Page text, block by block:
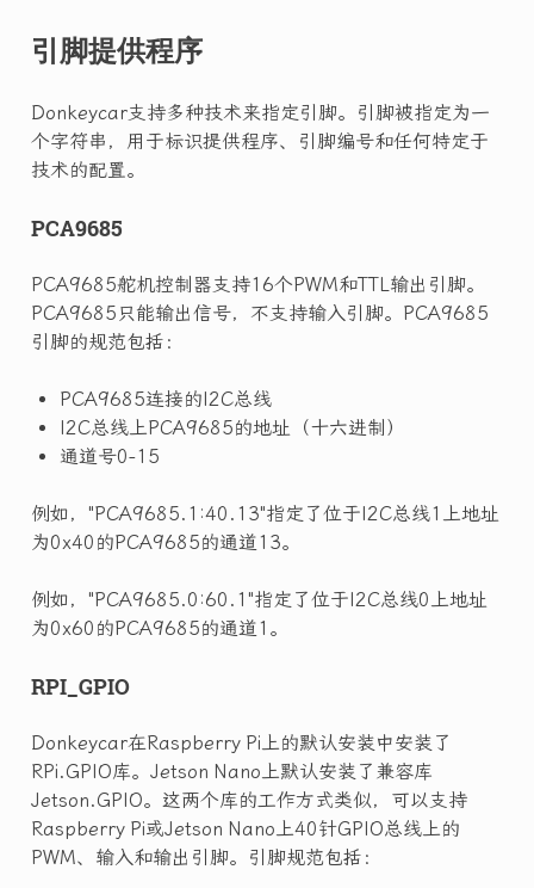
引脚提供程序
Donkeycar支持多种技术来指定引脚。引脚被指定为一
个字符串，用于标识提供程序、引脚编号和任何特定于
技术的配置。
PCA9685
PCA9685舵机控制器支持16个PWM和TTL输出引脚。
PCA9685只能输出信号，不支持输入引脚。PCA9685
引脚的规范包括：
PCA9685连接的I2C总线
I2C总线上PCA9685的地址（十六进制）
通道号0-15
例如，"PCA9685.1:40.13"指定了位于I2C总线1上地址
为0x40的PCA9685的通道13。
例如，"PCA9685.0:60.1"指定了位于I2C总线0上地址
为0x60的PCA9685的通道1。
RPI_GPIO
Donkeycar在Raspberry Pi上的默认安装中安装了
RPi.GPIO库。Jetson Nano上默认安装了兼容库
Jetson.GPIO。这两个库的工作方式类似，可以支持
Raspberry Pi或Jetson Nano上40针GPIO总线上的
PWM、输入和输出引脚。引脚规范包括：